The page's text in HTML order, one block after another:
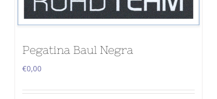
Pegatina Baul Negra
€0,00